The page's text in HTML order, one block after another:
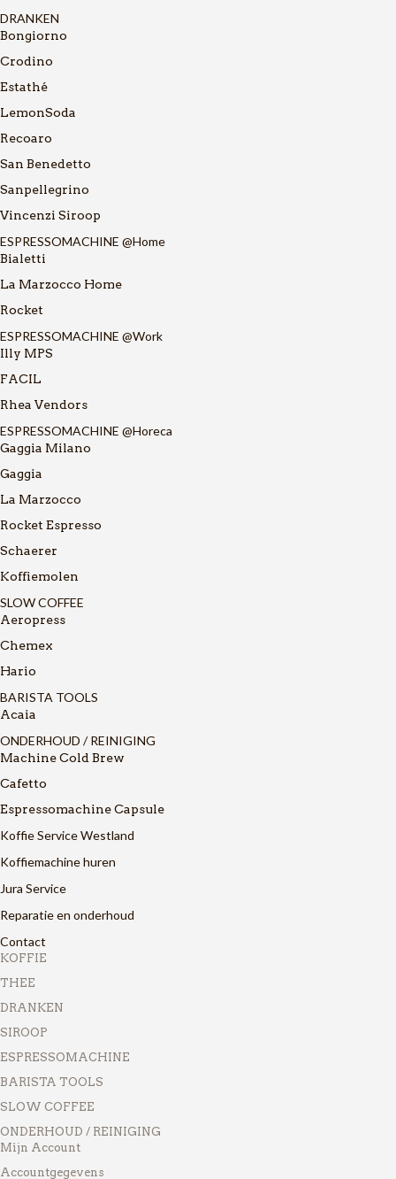
DRANKEN
Bongiorno
Crodino
Estathé
LemonSoda
Recoaro
San Benedetto
Sanpellegrino
Vincenzi Siroop
ESPRESSOMACHINE @Home
Bialetti
La Marzocco Home
Rocket
ESPRESSOMACHINE @Work
Illy MPS
FACIL
Rhea Vendors
ESPRESSOMACHINE @Horeca
Gaggia Milano
Gaggia
La Marzocco
Rocket Espresso
Schaerer
Koffiemolen
SLOW COFFEE
Aeropress
Chemex
Hario
BARISTA TOOLS
Acaia
ONDERHOUD / REINIGING
Machine Cold Brew
Cafetto
Espressomachine Capsule
Koffie Service Westland
Koffiemachine huren
Jura Service
Reparatie en onderhoud
Contact
KOFFIE
THEE
DRANKEN
SIROOP
ESPRESSOMACHINE
BARISTA TOOLS
SLOW COFFEE
ONDERHOUD / REINIGING
Mijn Account
Accountgegevens